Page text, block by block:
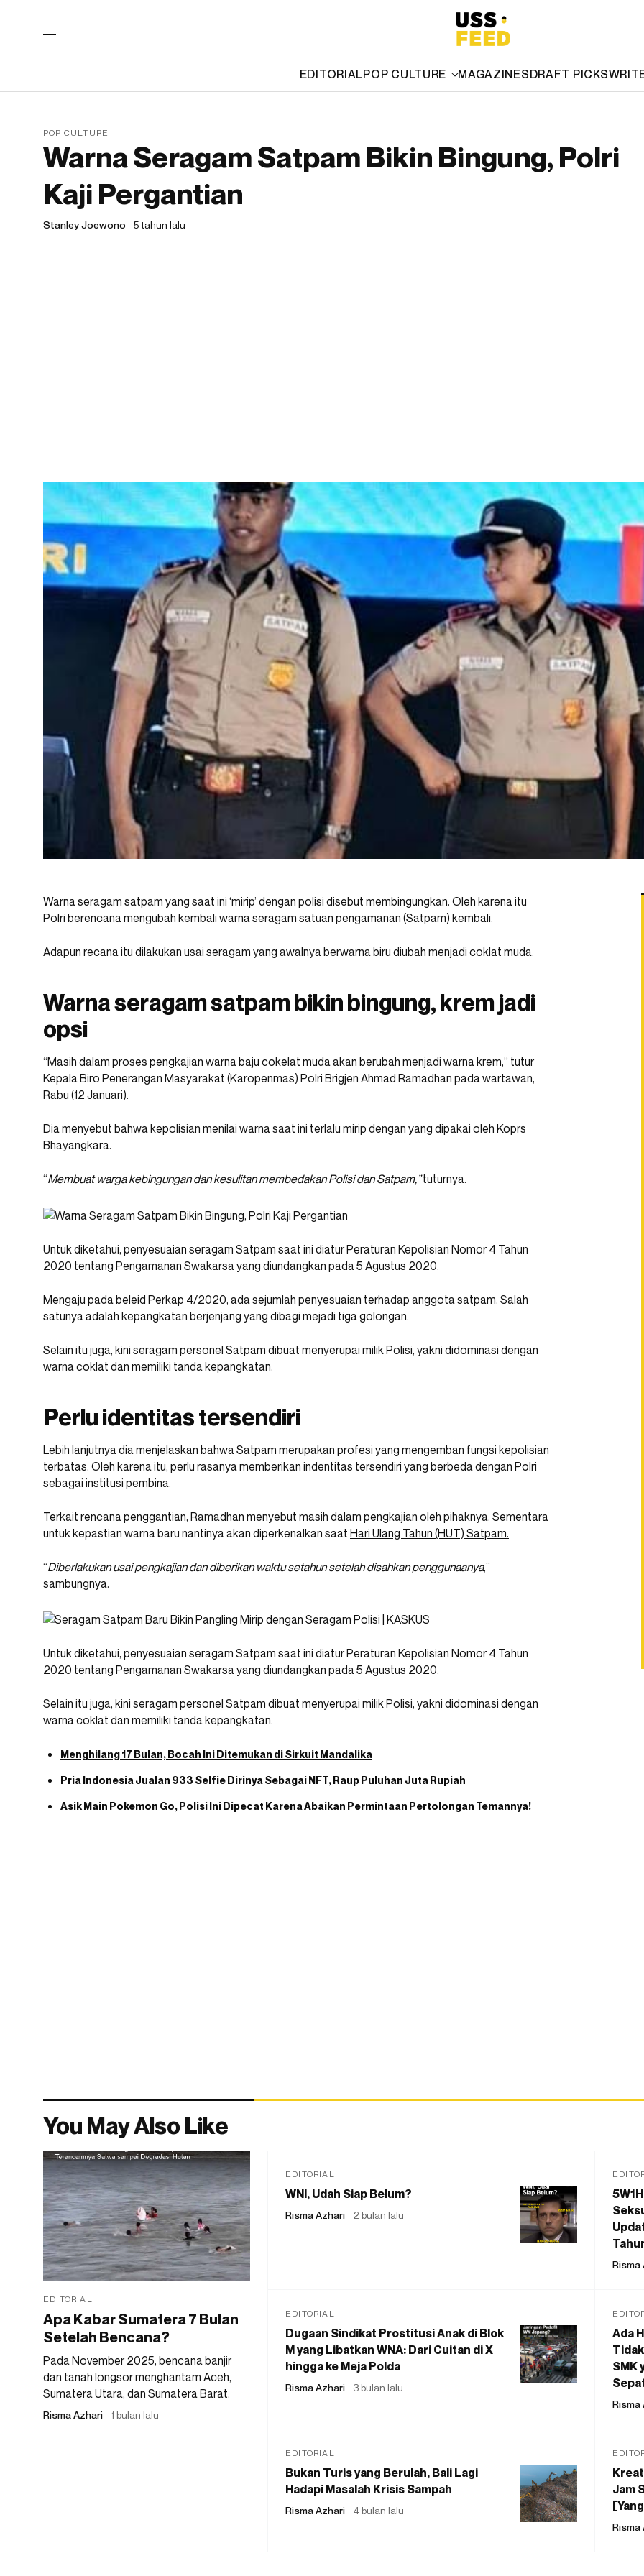
EDITORIALPOP CULTURE MAGAZINESDRAFT PICKS
POP CULTURE
Warna Seragam Satpam Bikin Bingung, Polri
Kaji Pergantian
Stanley Joewono 5 tahun lalu
Warna seragam satpam yang saat ini ‘mirip’ dengan polisi disebut membingungkan. Oleh karena itu
Polri berencana mengubah kembali warna seragam satuan pengamanan (Satpam) kembali.
Adapun recana itu dilakukan usai seragam yang awalnya berwarna biru diubah menjadi coklat muda.
Warna seragam satpam bikin bingung, krem jadi
opsi
“Masih dalam proses pengkajian warna baju cokelat muda akan berubah menjadi warna krem,” tutur
Kepala Biro Penerangan Masyarakat (Karopenmas) Polri Brigjen Ahmad Ramadhan pada wartawan,
Rabu (12 Januari).
Dia menyebut bahwa kepolisian menilai warna saat ini terlalu mirip dengan yang dipakai oleh Koprs
Bhayangkara.
“Membuat warga kebingungan dan kesulitan membedakan Polisi dan Satpam,”tuturnya.
Untuk diketahui, penyesuaian seragam Satpam saat ini diatur Peraturan Kepolisian Nomor 4 Tahun
2020 tentang Pengamanan Swakarsa yang diundangkan pada 5 Agustus 2020.
Mengaju pada beleid Perkap 4/2020, ada sejumlah penyesuaian terhadap anggota satpam. Salah
satunya adalah kepangkatan berjenjang yang dibagi mejadi tiga golongan.
Selain itu juga, kini seragam personel Satpam dibuat menyerupai milik Polisi, yakni didominasi dengan
warna coklat dan memiliki tanda kepangkatan.
Perlu identitas tersendiri
Lebih lanjutnya dia menjelaskan bahwa Satpam merupakan profesi yang mengemban fungsi kepolisian
terbatas. Oleh karena itu, perlu rasanya memberikan indentitas tersendiri yang berbeda dengan Polri
sebagai institusi pembina.
Terkait rencana penggantian, Ramadhan menyebut masih dalam pengkajian oleh pihaknya. Sementara
untuk kepastian warna baru nantinya akan diperkenalkan saat Hari Ulang Tahun (HUT) Satpam.
“Diberlakukan usai pengkajian dan diberikan waktu setahun setelah disahkan penggunaanya,”
sambungnya.
Untuk diketahui, penyesuaian seragam Satpam saat ini diatur Peraturan Kepolisian Nomor 4 Tahun
2020 tentang Pengamanan Swakarsa yang diundangkan pada 5 Agustus 2020.
Selain itu juga, kini seragam personel Satpam dibuat menyerupai milik Polisi, yakni didominasi dengan
warna coklat dan memiliki tanda kepangkatan.
Menghilang 17 Bulan, Bocah Ini Ditemukan di Sirkuit Mandalika
Pria Indonesia Jualan 933 Selfie Dirinya Sebagai NFT, Raup Puluhan Juta Rupiah
Asik Main Pokemon Go, Polisi Ini Dipecat Karena Abaikan Permintaan Pertolongan Temannya!
You May Also Like
EDITORIAL
Apa Kabar Sumatera 7 Bulan
Setelah Bencana?
Pada November 2025, bencana banjir
dan tanah longsor menghantam Aceh,
Sumatera Utara, dan Sumatera Barat.
Risma Azhari 1 bulan lalu
EDITORIAL
WNI, Udah Siap Belum?
Risma Azhari 2 bulan lalu
Risma
EDITORIAL
Dugaan Sindikat Prostitusi Anak di Blok
M yang Libatkan WNA: Dari Cuitan di X
hingga ke Meja Polda
Risma Azhari 3 bulan lalu
Ada
SMK
Risma
EDITORIAL
Bukan Turis yang Berulah, Bali Lagi
Hadapi Masalah Krisis Sampah
Risma Azhari 4 bulan lalu
Jam
Risma